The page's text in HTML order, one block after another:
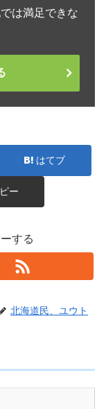
は満足できな
はてブ
ー
する
北海道民、ユウト